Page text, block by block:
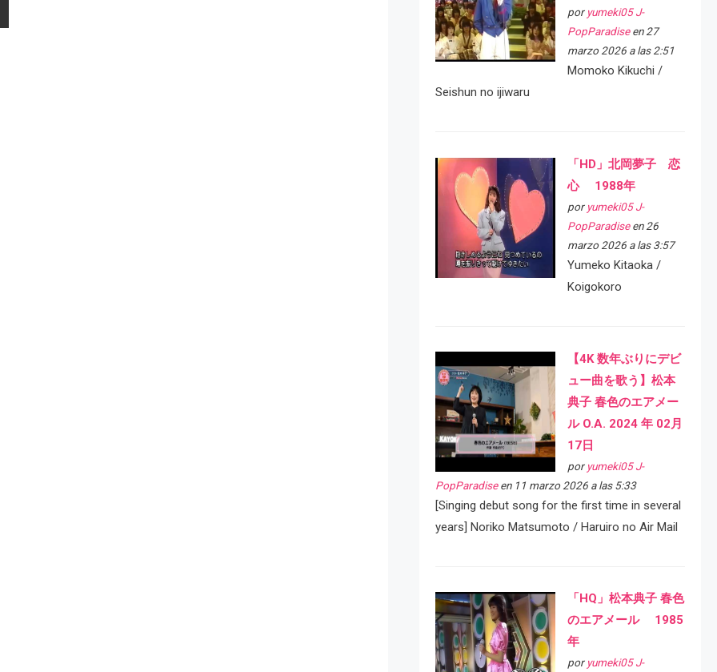
por yumeki05 J-
PopParadiseen 27
marzo 2026 a las 2:51
Momoko Kikuchi /
Seishun no ijiwaru
「HD」北岡夢子 恋
心 1988年
por yumeki05 J-
PopParadiseen 26
marzo 2026 a las 3:57
Yumeko Kitaoka /
Koigokoro
【4K 数年ぶりにデビ
ュー曲を歌う】松本
典子 春色のエアメー
ル O.A. 2024 年 02月
17日
por yumeki05 J-
PopParadiseen 11 marzo 2026 a las 5:33
[Singing debut song for the first time in several
years] Noriko Matsumoto / Haruiro no Air Mail
「HQ」松本典子 春色
のエアメール 1985
年
por yumeki05 J-